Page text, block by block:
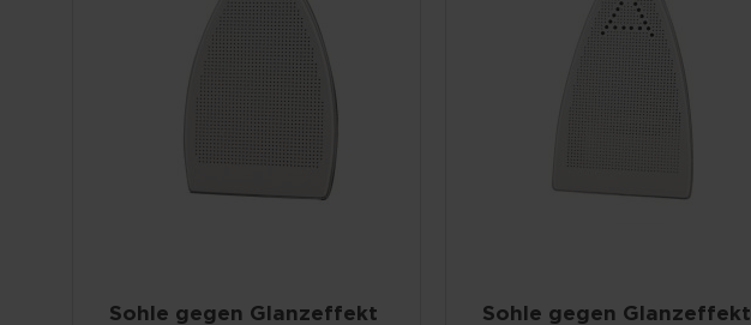
Sohle gegen Glanzeffekt
Sohle gegen Glanzeffekt